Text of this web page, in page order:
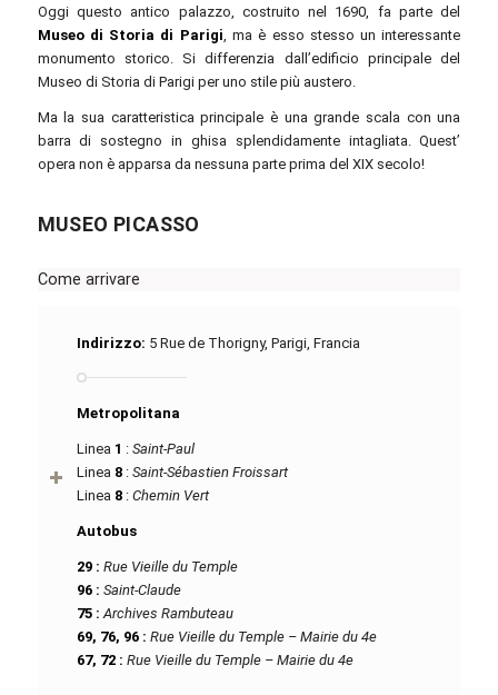
Oggi questo antico palazzo, costruito nel 1690, fa parte del
Museo di Storia di Parigi, ma è esso stesso un interessante
monumento storico. Si differenzia dall’edificio principale del
Museo di Storia di Parigi per uno stile più austero.
Ma la sua caratteristica principale è una grande scala con una
barra di sostegno in ghisa splendidamente intagliata. Quest’
opera non è apparsa da nessuna parte prima del XIX secolo!
MUSEO PICASSO
Come arrivare
Indirizzo: 5 Rue de Thorigny, Parigi, Francia
Metropolitana
Linea 1 : Saint-Paul
Linea 8: Saint-Sébastien Froissart
Linea 8: Chemin Vert
Autobus
29 : Rue Vieille du Temple
96 : Saint-Claude
75 : Archives Rambuteau
69, 76, 96 : Rue Vieille du Temple – Mairie du 4e
67, 72 : Rue Vieille du Temple – Mairie du 4e